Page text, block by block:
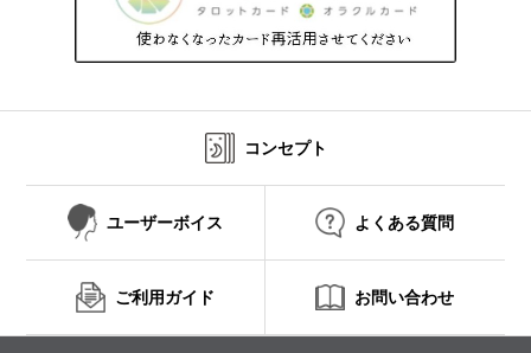
コンセプト
ユーザーボイス よくある質問
ご利用ガイド お問い合わせ